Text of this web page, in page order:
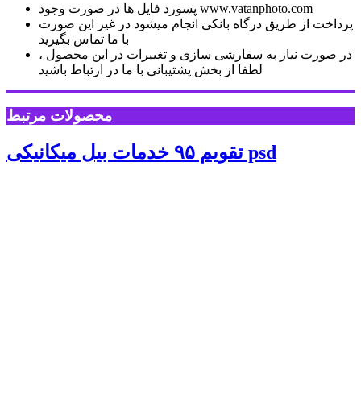
پسورد فایل ها در صورت وجود www.vatanphoto.com
پرداخت از طریق درگاه بانکی انجام میشود در غیر این صورت
با ما تماس بگیرید
در صورت نیاز به سفارشی سازی و تغییرات در این محصول ،
لطفا از بخش پشتیبانی با ما در ارتباط باشید
محصولات مرتبط
تقویم ۹۵ خدمات بیل میکانیکی psd